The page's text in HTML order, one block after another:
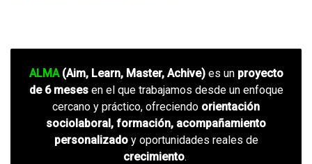
ALMA(Aim, Learn, Master, Achive) es un proyecto
de 6 mesesen el que trabajamos desde un enfoque
cercano y práctico, ofreciendo orientación
sociolaboral, formación, acompañamiento
personalizadoy oportunidades reales de
crecimiento.